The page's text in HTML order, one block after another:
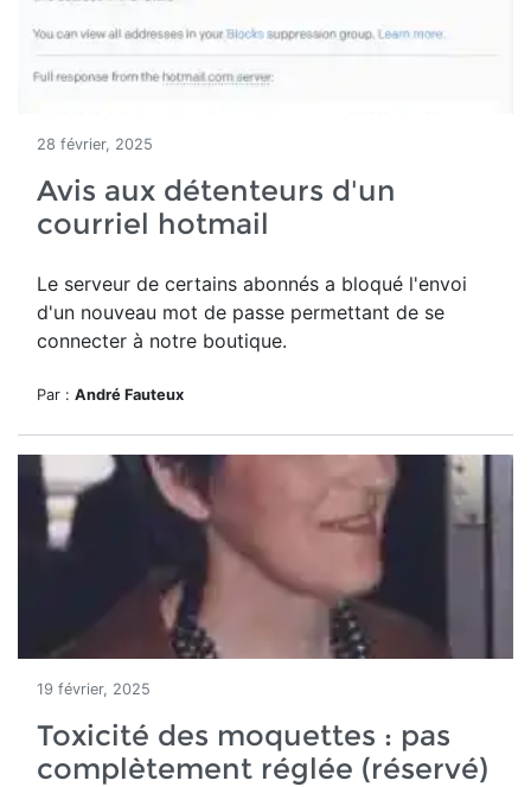
28 février, 2025
Avis aux détenteurs d'un
courriel hotmail
Le serveur de certains abonnés a bloqué l'envoi
d'un nouveau mot de passe permettant de se
connecter à notre boutique.
Par : André Fauteux
19 février, 2025
Toxicité des moquettes : pas
complètement réglée (réservé)